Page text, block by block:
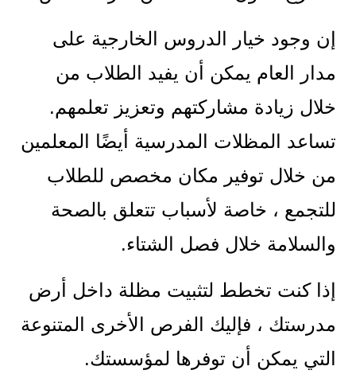
إن وجود خيار الدروس الخارجية على
مدار العام يمكن أن يفيد الطلاب من
خلال زيادة مشاركتهم وتعزيز تعلمهم.
تساعد المظلات المدرسية أيضًا المعلمين
من خلال توفير مكان مخصص للطلاب
للتجمع ، خاصة لأسباب تتعلق بالصحة
والسلامة خلال فصل الشتاء.
إذا كنت تخطط لتثبيت مظلة داخل أرض
مدرستك ، فإليك الفرص الأخرى المتنوعة
التي يمكن أن توفرها لمؤسستك.